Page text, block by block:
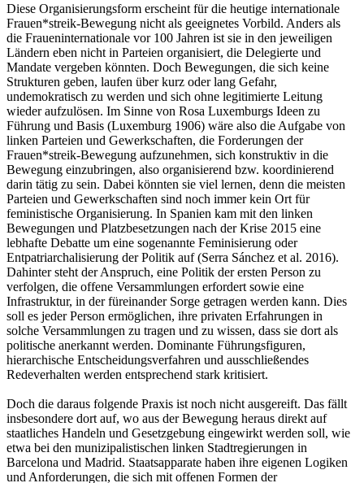
Diese Organisierungsform erscheint für die heutige internationale
Frauen*streik-Bewegung nicht als geeignetes Vorbild. Anders als
die Fraueninternationale vor 100 Jahren ist sie in den jeweiligen
Ländern eben nicht in Parteien organisiert, die Delegierte und
Mandate vergeben könnten. Doch Bewegungen, die sich keine
Strukturen geben, laufen über kurz oder lang Gefahr,
undemokratisch zu werden und sich ohne legitimierte Leitung
wieder aufzulösen. Im Sinne von Rosa Luxemburgs Ideen zu
Führung und Basis (Luxemburg 1906) wäre also die Aufgabe von
linken Parteien und Gewerkschaften, die Forderungen der
Frauen*streik-Bewegung aufzunehmen, sich konstruktiv in die
Bewegung einzubringen, also organisierend bzw. koordinierend
darin tätig zu sein. Dabei könnten sie viel lernen, denn die meisten
Parteien und Gewerkschaften sind noch immer kein Ort für
feministische Organisierung. In Spanien kam mit den linken
Bewegungen und Platzbesetzungen nach der Krise 2015 eine
lebhafte Debatte um eine sogenannte Feminisierung oder
Entpatriarchalisierung der Politik auf (Serra Sánchez et al. 2016).
Dahinter steht der Anspruch, eine Politik der ersten Person zu
verfolgen, die offene Versammlungen erfordert sowie eine
Infrastruktur, in der füreinander Sorge getragen werden kann. Dies
soll es jeder Person ermöglichen, ihre privaten Erfahrungen in
solche Versammlungen zu tragen und zu wissen, dass sie dort als
politische anerkannt werden. Dominante Führungsfiguren,
hierarchische Entscheidungsverfahren und ausschließendes
Redeverhalten werden entsprechend stark kritisiert.
Doch die daraus folgende Praxis ist noch nicht ausgereift. Das fällt
insbesondere dort auf, wo aus der Bewegung heraus direkt auf
staatliches Handeln und Gesetzgebung eingewirkt werden soll, wie
etwa bei den munizipalistischen linken Stadtregierungen in
Barcelona und Madrid. Staatsapparate haben ihre eigenen Logiken
und Anforderungen, die sich mit offenen Formen der